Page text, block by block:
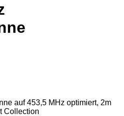
auf 453,5 MHz optimiert, 2m
Collection